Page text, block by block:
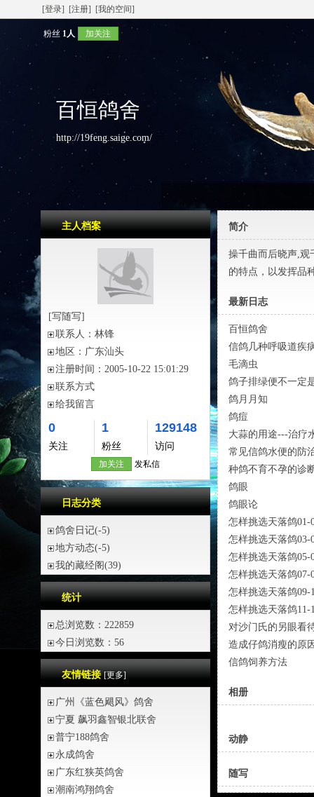
[登录] [注册] [我的空间]
粉丝 1人 加关注
百恒鸽舍
http://19feng.saige.com/
主人档案
[写随写]
联系人： 林锋
地区： 广东汕头
注册时间： 2005-10-22 15:01:29
联系方式
给我留言
0
关注
1
粉丝
129148
访问
加关注 发私信
日志分类
鸽舍日记(-5)
地方动态(-5)
我的藏经阁(39)
统计
总浏览数：222859
今日浏览数：56
友情链接[更多]
广州《蓝色飓风》鸽舍
宁夏 飙羽鑫智银北联舍
普宁188鸽舍
永成鸽舍
广东红狭英鸽舍
潮南鸿翔鸽舍
简介
操千曲而后晓声,观
的特点，以发挥品
最新日志
百恒鸽舍
信鸽几种呼吸道疾
毛滴虫
鸽子排绿便不一定
鸽月月知
鸽痘
大蒜的用途---治疗
常见信鸽水便的防
种鸽不育不孕的诊
鸽眼
鸽眼论
怎样挑选天落鸽01-
怎样挑选天落鸽03-
怎样挑选天落鸽05-
怎样挑选天落鸽07-
怎样挑选天落鸽09-
怎样挑选天落鸽11-
对沙门氏的另眼看
造成仔鸽消瘦的原
信鸽饲养方法
相册
动静
随写